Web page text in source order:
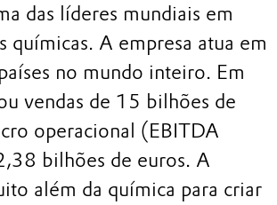
das líderes mundiais em
químicas. A empresa atua em
no mundo inteiro. Em
vendas de 15 bilhões de
operacional (EBITDA
bilhões de euros. A
além da química para criar